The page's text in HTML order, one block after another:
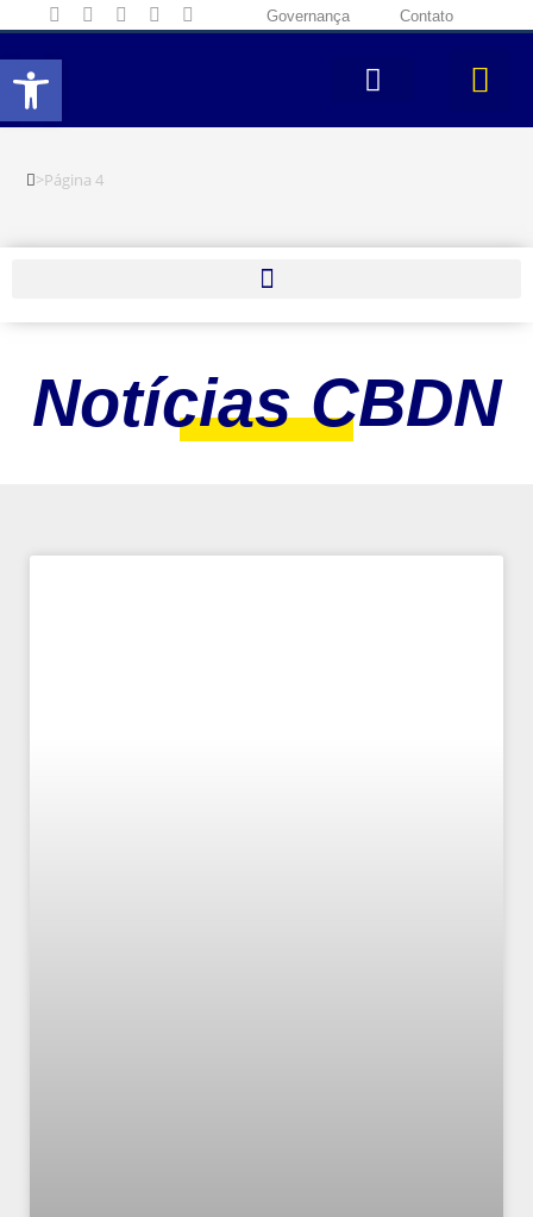
Abrir a barra de ferramentas
Governança Contato
>Página 4
Notícias CBDN